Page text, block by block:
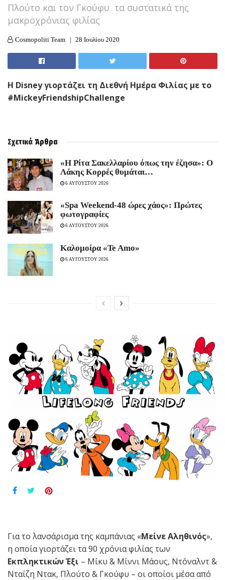
Πλούτο και τον Γκούφυ τα συστατικά της
μακροχρόνιας φιλίας
Cosmopoliti Team 28 Ιουλίου 2020
Η Disney γιορτάζει τη Διεθνή Ημέρα Φιλίας με το
#MickeyFriendshipChallenge
Σχετικά Άρθρα
«Η Ρίτα Σακελλαρίου όπως την έζησα»: Ο
Λάκης Κορρές θυμάται…
6 ΑΥΓΟΥΣΤΟΥ 2026
«Spa Weekend-48 ώρες χάος»: Πρώτες
φωτογραφίες
6 ΑΥΓΟΥΣΤΟΥ 2026
Καλομοίρα «Te Amo»
6 ΑΥΓΟΥΣΤΟΥ 2026
Για το λανσάρισμα της καμπάνιας «Μείνε Αληθινός»,
η οποία γιορτάζει τα 90 χρόνια φιλίας των
Εκπληκτικών Έξι – Μίκυ & Μίννι Μάους, Ντόναλντ &
Νταίζη Ντακ, Πλούτο & Γκούφυ – οι οποίοι μέσα από